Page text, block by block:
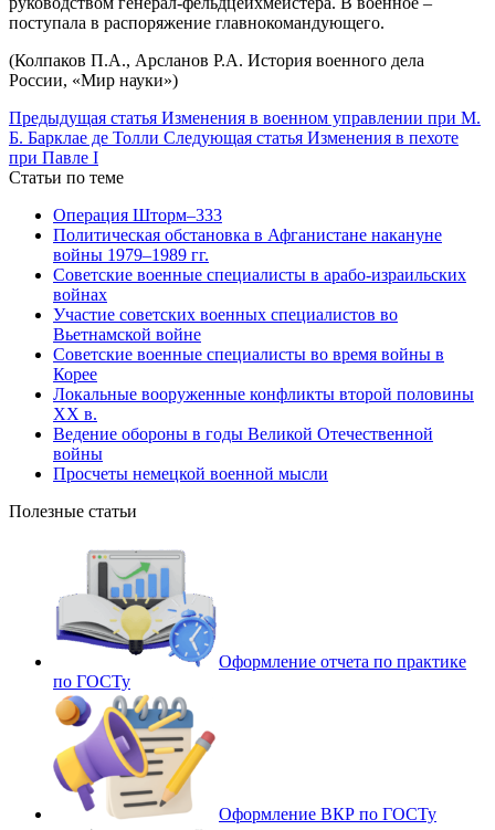
поступала в распоряжение главнокомандующего.
(Колпаков П.А., Арсланов Р.А. История военного дела
России, «Мир науки»)
Предыдущая статья Изменения в военном управлении при М.
Б. Барклае де Толли Следующая статья Изменения в пехоте
при Павле I
Статьи по теме
Операция Шторм–333
Политическая обстановка в Афганистане накануне
войны 1979–1989 гг.
Советские военные специалисты в арабо-израильских
войнах
Участие советских военных специалистов во
Вьетнамской войне
Советские военные специалисты во время войны в
Корее
Локальные вооруженные конфликты второй половины
XX в.
Ведение обороны в годы Великой Отечественной
войны
Просчеты немецкой военной мысли
Полезные статьи
Оформление отчета по практике
по ГОСТу
Оформление ВКР по ГОСТу